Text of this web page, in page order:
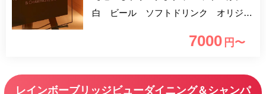
白 ビール ソフトドリンク オリジナ
合、スタッフへお申し付けくださいませ
ス」■（メニュー例） 【前菜】 旬の恵
7000 円〜
レインボーブリッジビューダイニング＆シャンパ